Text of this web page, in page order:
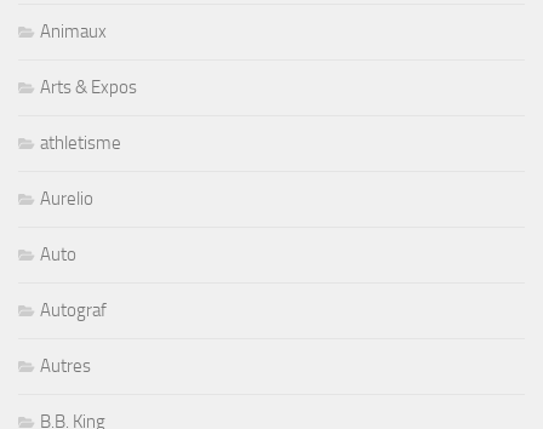
Animaux
Arts & Expos
athletisme
Aurelio
Auto
Autograf
Autres
B.B. King